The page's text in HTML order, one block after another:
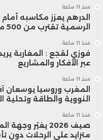
منذ 11 ساعة
الدرهم يعزز مكاسبه أمام
الرسمية تقترب من 500 مليار درهم
منذ 11 ساعة
فوزي لقجع : المغاربة
عبر الأفكار والمشاريع
منذ 11 ساعة
المغرب وروسيا يوسعان
النووية والطاقة وتحلية
منذ 11 ساعة
صيف 2026 يغيّر
متزايد على الرحلات دون